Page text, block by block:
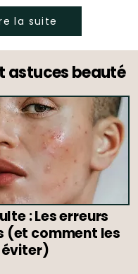
la suite
astuces beauté
: Les erreurs
(et comment les
éviter)